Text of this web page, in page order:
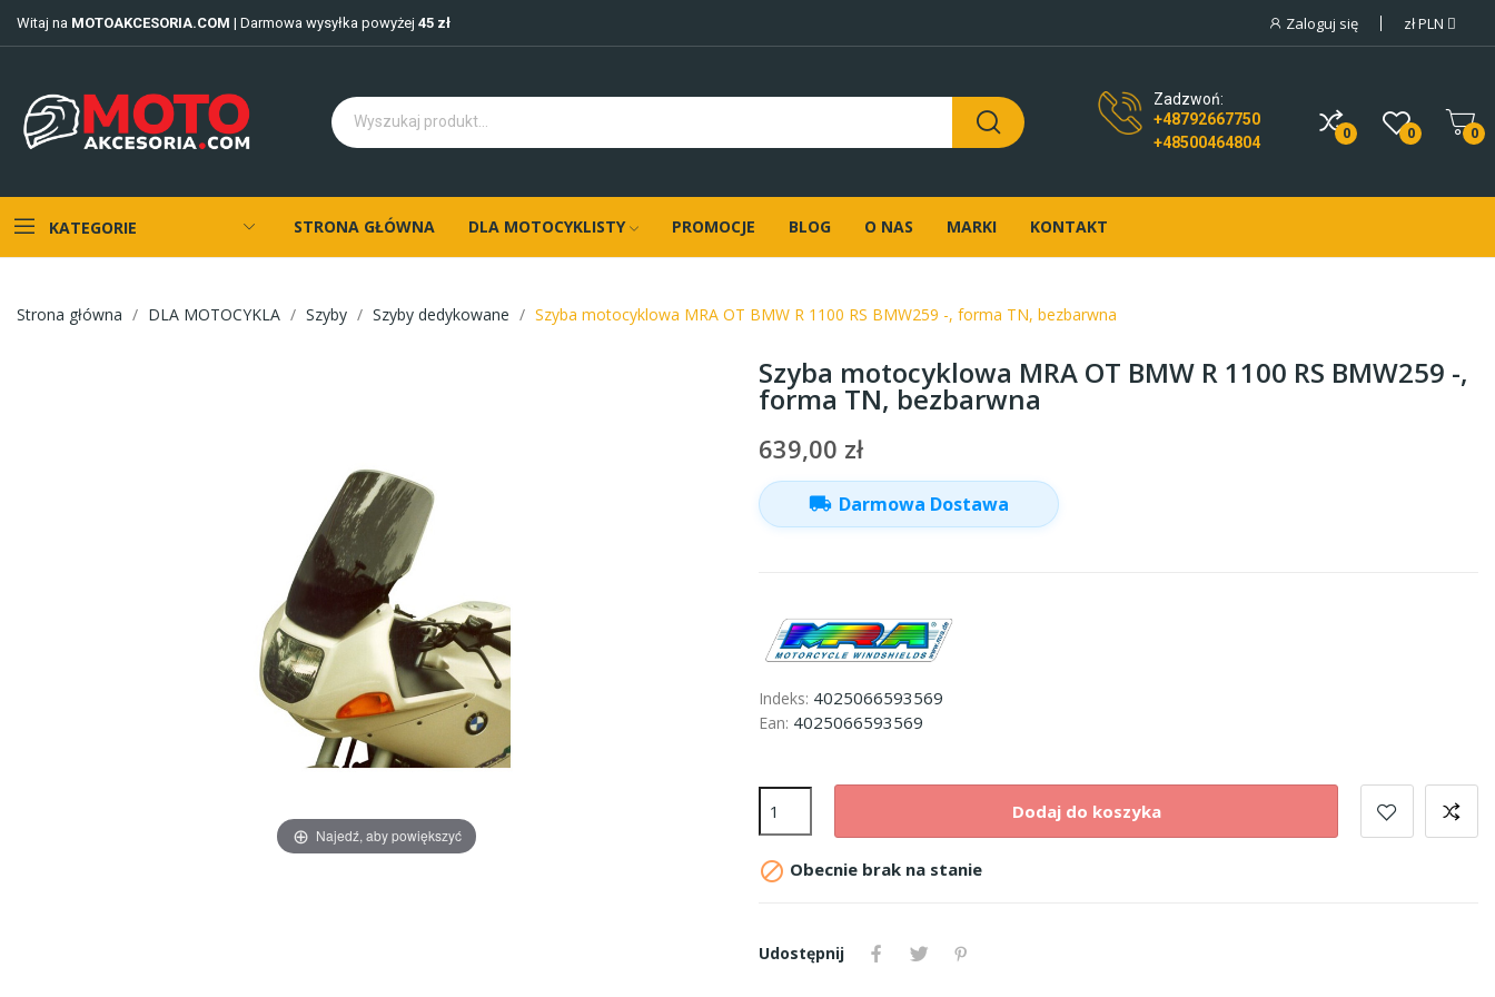
Witaj na MOTOAKCESORIA.COM | Darmowa wysyłka powyżej 45 zł Zaloguj się złPLN
Zadzwoń:
+48792667750
+48500464804
0 0 0
KATEGORIE STRONA GŁÓWNA DLA MOTOCYKLISTY PROMOCJE BLOG O NAS MARKI KONTAKT
Strona główna DLA MOTOCYKLA Szyby Szyby dedykowane Szyba motocyklowa MRA OT BMW R 1100 RS BMW259 -, forma TN, bezbarwna
Najedź, aby powiększyć
Szyba motocyklowa MRA OT BMW R 1100 RS BMW259 -,
forma TN, bezbarwna
639,00 zł
local_shipping Darmowa Dostawa
Indeks: 4025066593569
Ean: 4025066593569
Dodaj do koszyka
 Obecnie brak na stanie
Udostępnij